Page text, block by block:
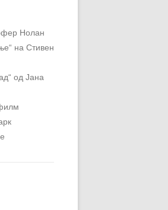
Нолан
на Стивен
од Јана